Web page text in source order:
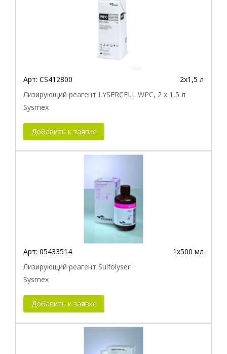
Арт: CS412800
2x1,5 л
Лизирующий реагент LYSERCELL WPC, 2 x 1,5 л
Sysmex
Добавить к заявке
Арт: 05433514
1х500 мл
Лизирующий реагент Sulfolyser
Sysmex
Добавить к заявке